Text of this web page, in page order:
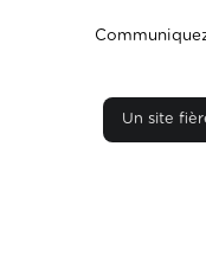
Un site